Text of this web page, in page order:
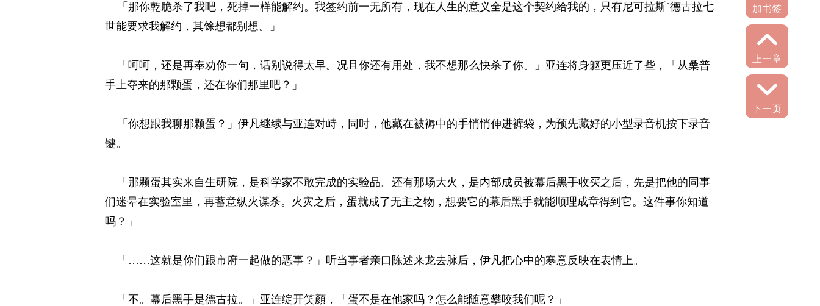
「那你乾脆杀了我吧，死掉一样能解约。我签约前一无所有，现在人生的意义全是这个契约给我的，只有尼可拉斯˙德古拉七
世能要求我解约，其馀想都别想。」
「呵呵，还是再奉劝你一句，话别说得太早。况且你还有用处，我不想那么快杀了你。」亚连将身躯更压近了些，「从桑普
手上夺来的那颗蛋，还在你们那里吧？」
「你想跟我聊那颗蛋？」伊凡继续与亚连对峙，同时，他藏在被褥中的手悄悄伸进裤袋，为预先藏好的小型录音机按下录音
键。
「那颗蛋其实来自生研院，是科学家不敢完成的实验品。还有那场大火，是内部成员被幕后黑手收买之后，先是把他的同事
们迷晕在实验室里，再蓄意纵火谋杀。火灾之后，蛋就成了无主之物，想要它的幕后黑手就能顺理成章得到它。这件事你知道
吗？」
「……这就是你们跟市府一起做的恶事？」听当事者亲口陈述来龙去脉后，伊凡把心中的寒意反映在表情上。
「不。幕后黑手是德古拉。」亚连绽开笑顏，「蛋不是在他家吗？怎么能随意攀咬我们呢？」
加书签
上一章
下一页